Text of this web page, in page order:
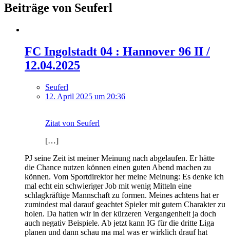
Beiträge von Seuferl
FC Ingolstadt 04 : Hannover 96 II /
12.04.2025
Seuferl
12. April 2025 um 20:36
Zitat von Seuferl
[…]
PJ seine Zeit ist meiner Meinung nach abgelaufen. Er hätte
die Chance nutzen können einen guten Abend machen zu
können. Vom Sportdirektor her meine Meinung: Es denke ich
mal echt ein schwieriger Job mit wenig Mitteln eine
schlagkräftige Mannschaft zu formen. Meines achtens hat er
zumindest mal darauf geachtet Spieler mit gutem Charakter zu
holen. Da hatten wir in der kürzeren Vergangenheit ja doch
auch negativ Beispiele. Ab jetzt kann IG für die dritte Liga
planen und dann schau ma mal was er wirklich drauf hat